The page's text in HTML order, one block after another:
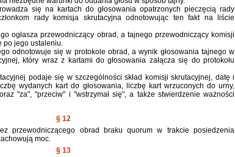
się na kartach do głosowania opatrzonych pieczęcią rady
rady komisja skrutacyjna odnotowując ten fakt na liście
ogłasza przewodniczący obrad, a tajnego przewodniczący komisji
po jego ustaleniu.
odnotowuje się w protokole obrad, a wynik głosowania tajnego w
który wraz z kartami do głosowania załącza się do protokołu
podaje się w szczególności skład komisji skrutacyjnej, datę i
wydanych kart do głosowania, liczbę kart wrzuconych do urny,
"za", "przeciw" i "wstrzymał się", a także stwierdzenie ważności
§ 12
przewodniczącego obrad braku quorum w trakcie posiedzenia
moc.
§ 13